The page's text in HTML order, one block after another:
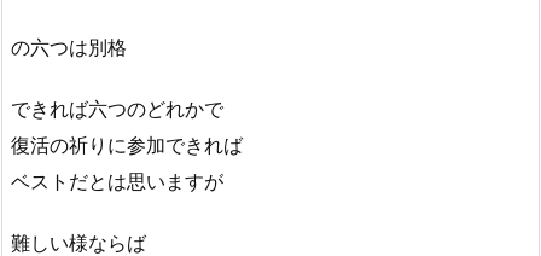
の六つは別格
できれば六つのどれかで
復活の祈りに参加できれば
ベストだとは思いますが
難しい様ならば